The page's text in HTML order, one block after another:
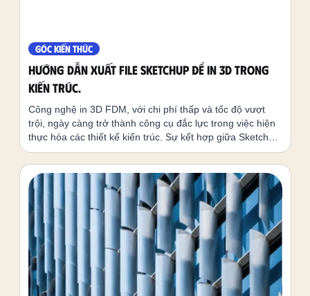
GÓC KIẾN THỨC
Hướng Dẫn Xuất File SketchUp Để In 3D Trong
Kiến Trúc.
Công nghệ in 3D FDM, với chi phí thấp và tốc độ vượt
trội, ngày càng trở thành công cụ đắc lực trong việc hiện
thực hóa các thiết kế kiến trúc. Sự kết hợp giữa SketchUp
và in 3D cho phép sinh viên kiến trúc dễ dàng biến các
mô hình 3D từ phần mềm thành sản phẩm thực tế. Tuy
nhiên quá trình chuẩn bị xử lý file cũng rất quan trọng
nhằm tối ưu thời gian và đạt được mô hình chất lượng tốt
mà rất nhiều bạn chưa biết. Trong bài viết này, chúng ta
sẽ khám phá từng bước cần thiết để xuất file SketchUp
sẵn sàng cho quá trình in 3D.